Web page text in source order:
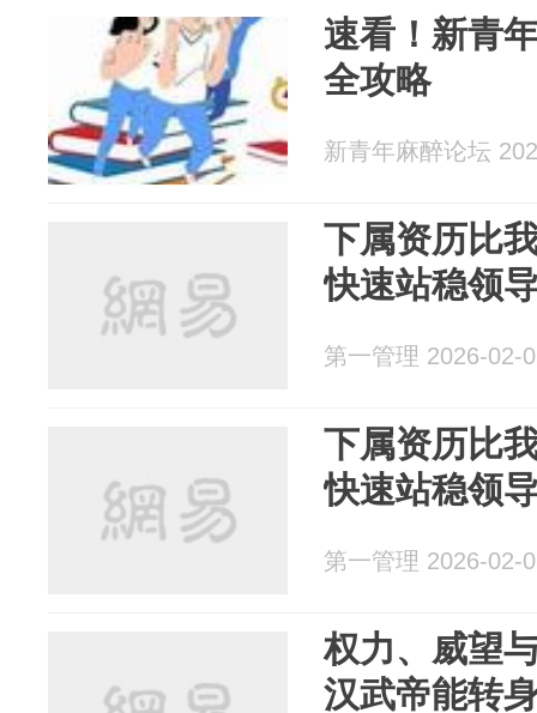
速看！新青
全攻略
新青年麻醉论坛
下属资历比
快速站稳领
第一管理 2026-02-
下属资历比
快速站稳领
第一管理 2026-02-
权力、威望
汉武帝能转